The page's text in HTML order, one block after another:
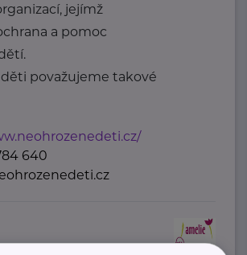
jejímž
a pomoc
považujeme takové
640